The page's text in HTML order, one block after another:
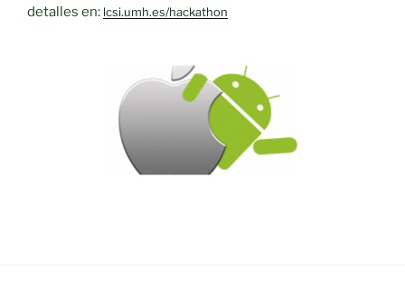
detalles en: lcsi.umh.es/hackathon